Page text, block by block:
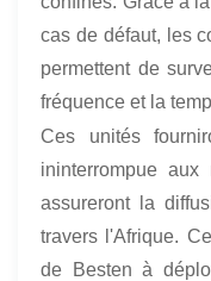
cas de défaut, les
permettent de
fréquence et la
Ces unités
ininterrompue
assureront la
travers l'Afrique.
de Besten à